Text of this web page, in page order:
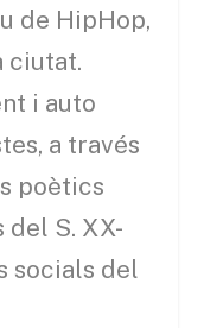
de HipHop,
ciutat.
i auto
a través
poètics
S. XX-
socials del